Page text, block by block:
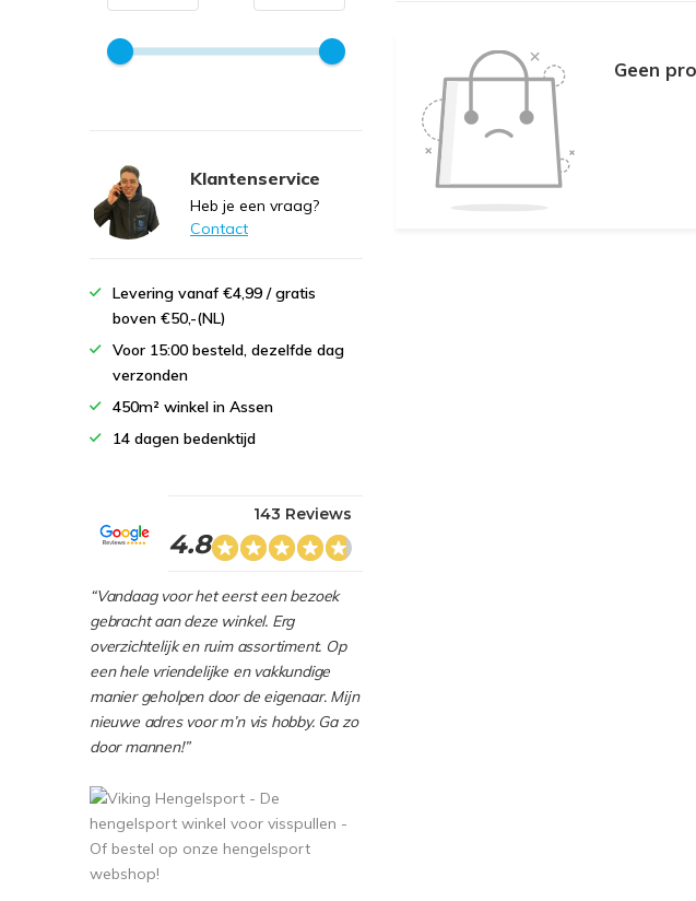
Geen
Klantenservice
Heb je een vraag?
Contact
Levering vanaf €4,99 / gratis
boven €50,-(NL)
Voor 15:00 besteld, dezelfde dag
verzonden
450m² winkel in Assen
14 dagen bedenktijd
4.8
143 Reviews
“Vandaag voor het eerst een bezoek
gebracht aan deze winkel. Erg
overzichtelijk en ruim assortiment. Op
een hele vriendelijke en vakkundige
manier geholpen door de eigenaar. Mijn
nieuwe adres voor m’n vis hobby. Ga zo
door mannen!”